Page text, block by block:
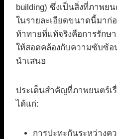
building) ซึ่งเป็นสิ่งที่ภาพย
ในรายละเอียดขนาดนี้มาก่
ท้าทายที่แท้จริงคือการรักษา
ให้สอดคล้องกับความซับซ้อ
นำเสนอ
ประเด็นสำคัญที่ภาพยนตร์เ
ได้แก่:
การปะทะกันระหว่างค